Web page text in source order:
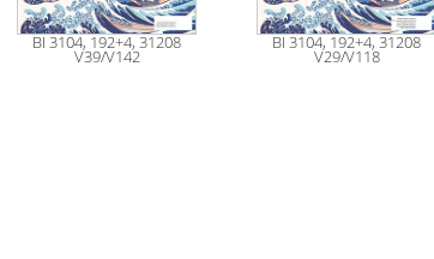
BI 3104, 192+4, 31208
V39/V142
BI 3104, 192+4, 31208
V29/V118